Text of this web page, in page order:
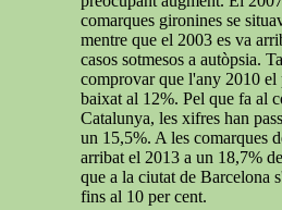
comarques gironines se
mentre que el 2003 es va
casos sotmesos a autòpsia.
comprovar que l'any 2010 el
baixat al 12%. Pel que fa al
Catalunya, les xifres han
un 15,5%. A les comarques
arribat el 2013 a un 18,7%
que a la ciutat de Barcelona
fins al 10 per cent.